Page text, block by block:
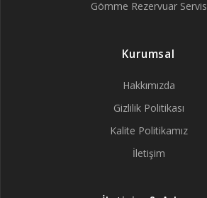
Gömme Rezervuar Servis
Kurumsal
Hakkımızda
Gizlilik Politikası
Kalite Politikamız
İletişim